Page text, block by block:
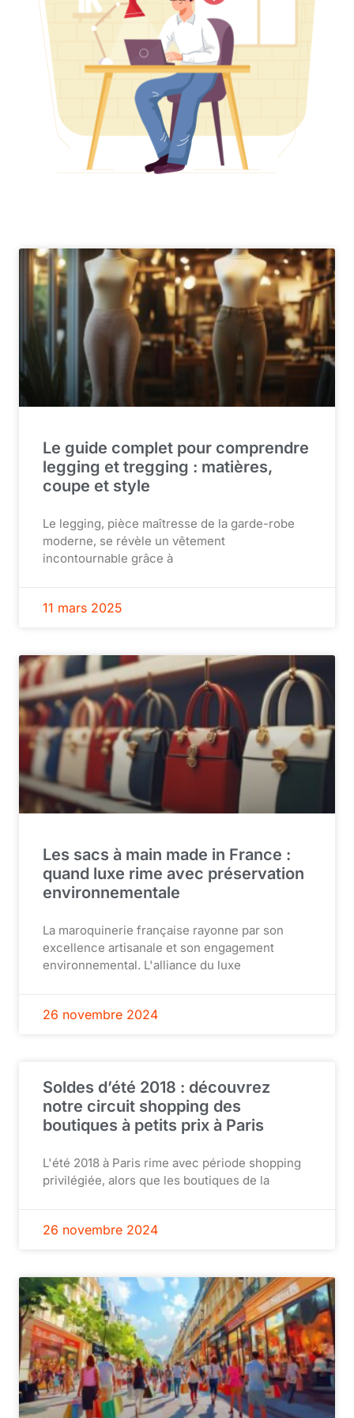
Le guide complet pour comprendre
legging et tregging : matières,
coupe et style
Le legging, pièce maîtresse de la garde-robe
moderne, se révèle un vêtement
incontournable grâce à
11 mars 2025
Les sacs à main made in France :
quand luxe rime avec préservation
environnementale
La maroquinerie française rayonne par son
excellence artisanale et son engagement
environnemental. L'alliance du luxe
26 novembre 2024
Soldes d’été 2018 : découvrez
notre circuit shopping des
boutiques à petits prix à Paris
L'été 2018 à Paris rime avec période shopping
privilégiée, alors que les boutiques de la
26 novembre 2024